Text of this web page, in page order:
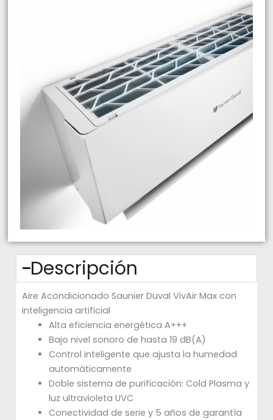
Descripción
Aire Acondicionado Saunier Duval VivAir Max con
inteligencia artificial
Alta eficiencia energética A+++
Bajo nivel sonoro de hasta 19 dB(A)
Control inteligente que ajusta la humedad
automáticamente
Doble sistema de purificación: Cold Plasma y
luz ultravioleta UVC
Conectividad de serie y 5 años de garantía